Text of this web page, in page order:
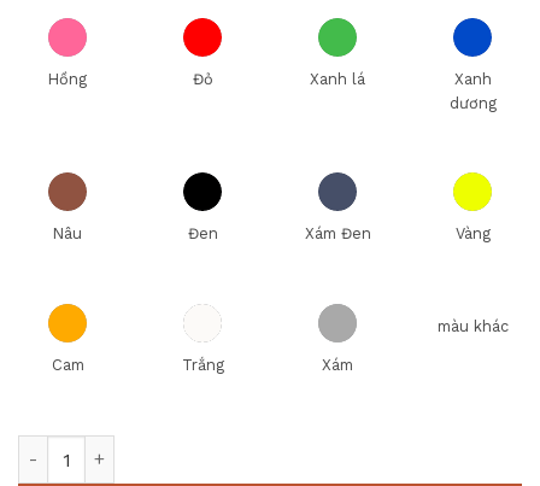
Hồng Đỏ Xanh lá
Xanh
dương
Nâu Đen Xám Đen Vàng
Cam Trắng Xám
màu khác